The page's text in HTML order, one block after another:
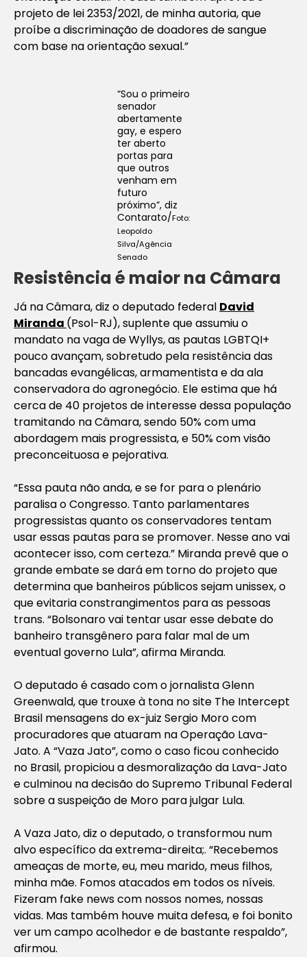
projeto de lei 2353/2021, de minha autoria, que
proíbe a discriminação de doadores de sangue
com base na orientação sexual.”
“Sou o primeiro
senador
abertamente
gay, e espero
ter aberto
portas para
que outros
venham em
futuro
próximo”, diz
Contarato/Foto:
Leopoldo
Silva/Agência
Senado
Resistência é maior na Câmara
Já na Câmara, diz o deputado federal David
Miranda (Psol-RJ), suplente que assumiu o
mandato na vaga de Wyllys, as pautas LGBTQI+
pouco avançam, sobretudo pela resistência das
bancadas evangélicas, armamentista e da ala
conservadora do agronegócio. Ele estima que há
cerca de 40 projetos de interesse dessa população
tramitando na Câmara, sendo 50% com uma
abordagem mais progressista, e 50% com visão
preconceituosa e pejorativa.
“Essa pauta não anda, e se for para o plenário
paralisa o Congresso. Tanto parlamentares
progressistas quanto os conservadores tentam
usar essas pautas para se promover. Nesse ano vai
acontecer isso, com certeza.” Miranda prevê que o
grande embate se dará em torno do projeto que
determina que banheiros públicos sejam unissex, o
que evitaria constrangimentos para as pessoas
trans. “Bolsonaro vai tentar usar esse debate do
banheiro transgênero para falar mal de um
eventual governo Lula”, afirma Miranda.
O deputado é casado com o jornalista Glenn
Greenwald, que trouxe à tona no site The Intercept
Brasil mensagens do ex-juiz Sergio Moro com
procuradores que atuaram na Operação Lava-
Jato. A “Vaza Jato”, como o caso ficou conhecido
no Brasil, propiciou a desmoralização da Lava-Jato
e culminou na decisão do Supremo Tribunal Federal
sobre a suspeição de Moro para julgar Lula.
A Vaza Jato, diz o deputado, o transformou num
alvo específico da extrema-direita;. “Recebemos
ameaças de morte, eu, meu marido, meus filhos,
minha mãe. Fomos atacados em todos os níveis.
Fizeram fake news com nossos nomes, nossas
vidas. Mas também houve muita defesa, e foi bonito
ver um campo acolhedor e de bastante respaldo”,
afirmou.